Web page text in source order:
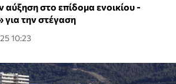
αύξηση στο επίδομα ενοικίου -
για την στέγαση
10:23